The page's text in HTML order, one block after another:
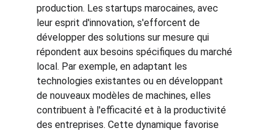
production. Les startups marocaines, avec
leur esprit d'innovation, s'efforcent de
développer des solutions sur mesure qui
répondent aux besoins spécifiques du marché
local. Par exemple, en adaptant les
technologies existantes ou en développant
de nouveaux modèles de machines, elles
contribuent à l'efficacité et à la productivité
des entreprises. Cette dynamique favorise